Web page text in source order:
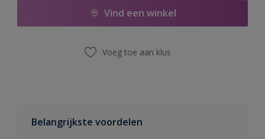
Vind een winkel
Voeg toe aan klus
Belangrijkste voordelen